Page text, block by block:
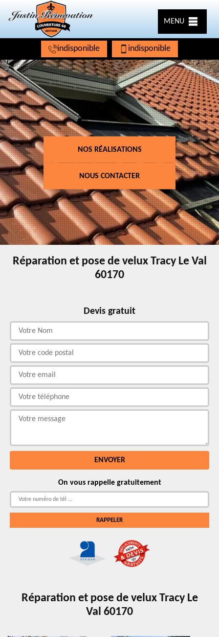
MENU
indisponible indisponible
NOS RÉALISATIONS
NOUS CONTACTER
Réparation et pose de velux Tracy Le Val
60170
Devis gratuit
On vous rappelle gratuitement
Réparation et pose de velux Tracy Le
Val 60170